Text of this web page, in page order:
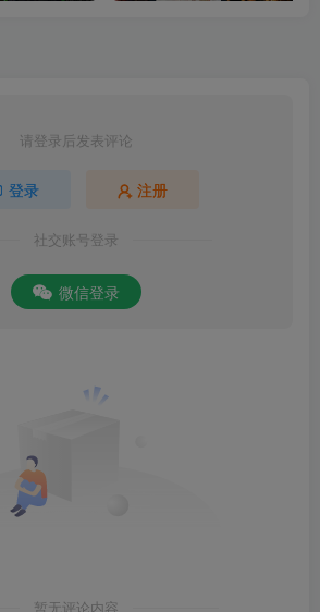
请登录后发表评论
登录 注册
社交账号登录
微信登录